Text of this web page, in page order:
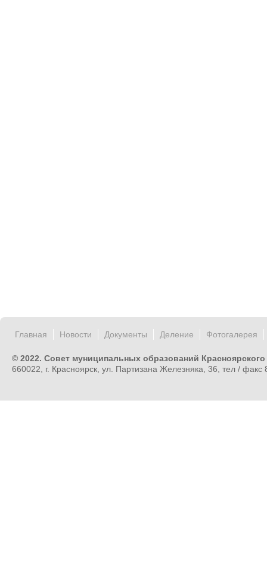
Главная Новости Документы Деление Фотогалерея
© 2022. Совет муниципальных образований Красноярского
660022, г. Красноярск, ул. Партизана Железняка, 36, тел /